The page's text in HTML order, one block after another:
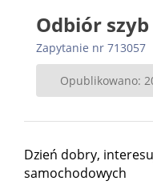
Odbiór
Zapytanie nr 713057
Opublikowano:
Dzień dobry,
samochodowych